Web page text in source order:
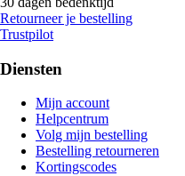
Retourneer je bestelling
Trustpilot
Diensten
Mijn account
Helpcentrum
Volg mijn bestelling
Bestelling retourneren
Kortingscodes